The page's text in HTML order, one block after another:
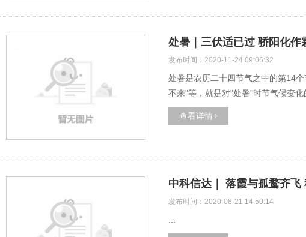
处暑｜三伏适已过 骄阳化作
发布时间：2020-11-24 09:06:32
处暑是农历二十四节气之中的第14
不来"等，就是对"处暑”时节气候变
查看详情+
中科信达｜ 落霞与孤鹜齐飞
发布时间：2020-08-21 14:50:14